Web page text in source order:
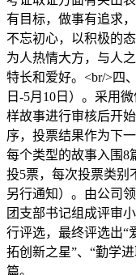
有目标，做事有追求
不忘初心，以积极的
为人热情大方，与人
特长和爱好。<br/>四
日-5月10日）。采用
样故事进行审核后开
序，投票结果作为下
每个类型的故事入围8
投5票，每次投票类别
另行通知）。由公司
团支部书记组成评审
行评选，最终评选出“
拓创新之星”、“勤学
篇。